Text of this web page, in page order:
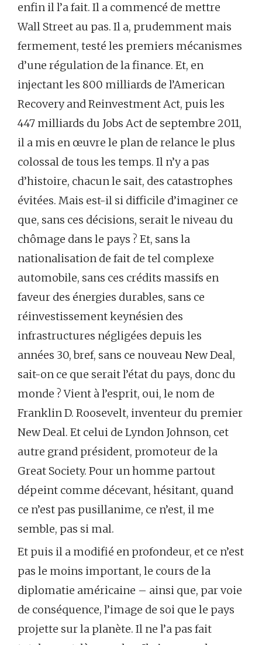
enfin il l’a fait. Il a commencé de mettre
Wall Street au pas. Il a, prudemment mais
fermement, testé les premiers mécanismes
d’une régulation de la finance. Et, en
injectant les 800 milliards de l’American
Recovery and Reinvestment Act, puis les
447 milliards du Jobs Act de septembre 2011,
il a mis en œuvre le plan de relance le plus
colossal de tous les temps. Il n’y a pas
d’histoire, chacun le sait, des catastrophes
évitées. Mais est-il si difficile d’imaginer ce
que, sans ces décisions, serait le niveau du
chômage dans le pays ? Et, sans la
nationalisation de fait de tel complexe
automobile, sans ces crédits massifs en
faveur des énergies durables, sans ce
réinvestissement keynésien des
infrastructures négligées depuis les
années 30, bref, sans ce nouveau New Deal,
sait-on ce que serait l’état du pays, donc du
monde ? Vient à l’esprit, oui, le nom de
Franklin D. Roosevelt, inventeur du premier
New Deal. Et celui de Lyndon Johnson, cet
autre grand président, promoteur de la
Great Society. Pour un homme partout
dépeint comme décevant, hésitant, quand
ce n’est pas pusillanime, ce n’est, il me
semble, pas si mal.
Et puis il a modifié en profondeur, et ce n’est
pas le moins important, le cours de la
diplomatie américaine – ainsi que, par voie
de conséquence, l’image de soi que le pays
projette sur la planète. Il ne l’a pas fait